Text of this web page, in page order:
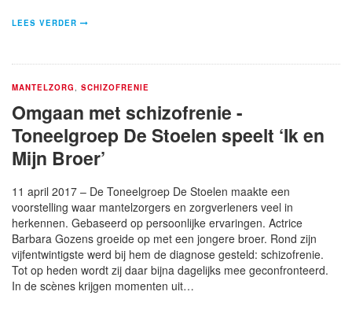
LEES VERDER
MANTELZORG SCHIZOFRENIE
Omgaan met schizofrenie -
Toneelgroep De Stoelen speelt ‘Ik en
Mijn Broer’
11 april 2017 – De Toneelgroep De Stoelen maakte een
voorstelling waar mantelzorgers en zorgverleners veel in
herkennen. Gebaseerd op persoonlijke ervaringen. Actrice
Barbara Gozens groeide op met een jongere broer. Rond zijn
vijfentwintigste werd bij hem de diagnose gesteld: schizofrenie.
Tot op heden wordt zij daar bijna dagelijks mee geconfronteerd.
In de scènes krijgen momenten uit…